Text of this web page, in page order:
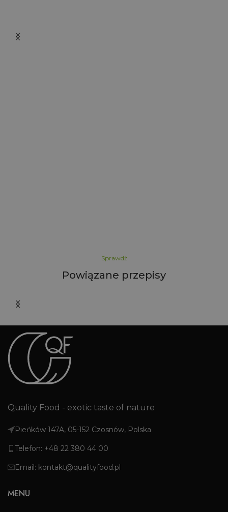
Sprawdź
Powiązane przepisy
Quality Food - exotic taste of nature
Pieńków 147A, 05-152 Czosnów, Polska
Telefon: +48 22 380 44 00
Email: kontakt@qualityfood.pl
MENU